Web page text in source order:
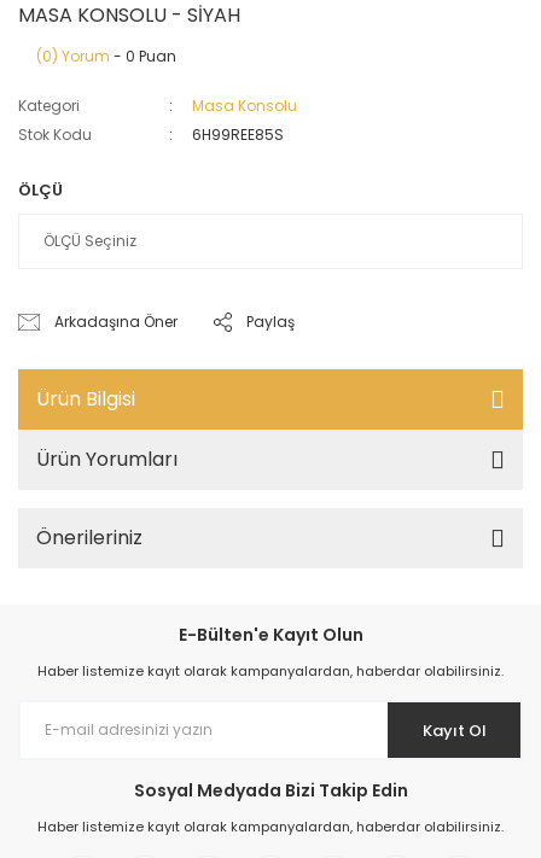
MASA KONSOLU - SİYAH
(0) Yorum - 0 Puan
Kategori
Masa Konsolu
Stok Kodu
6H99REE85S
ÖLÇÜ
Arkadaşına Öner Paylaş
Ürün Bilgisi
Ürün Yorumları
Önerileriniz
E-Bülten'e Kayıt Olun
Haber listemize kayıt olarak kampanyalardan, haberdar olabilirsiniz.
Kayıt Ol
Sosyal Medyada Bizi Takip Edin
Haber listemize kayıt olarak kampanyalardan, haberdar olabilirsiniz.